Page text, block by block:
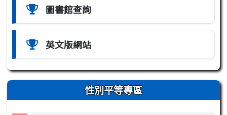
圖書館查詢
英文版網站
性別平等專區